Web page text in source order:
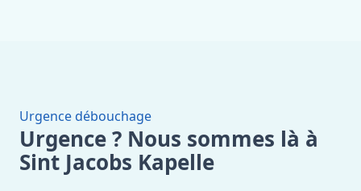
Urgence débouchage
Urgence ? Nous sommes là à
Sint Jacobs Kapelle